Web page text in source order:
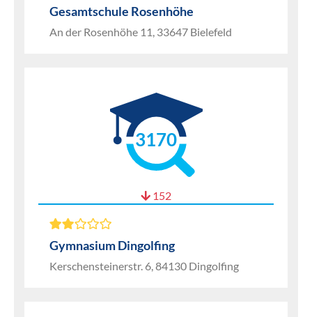
Gesamtschule Rosenhöhe
An der Rosenhöhe 11, 33647 Bielefeld
3170
152
Gymnasium Dingolfing
Kerschensteinerstr. 6, 84130 Dingolfing